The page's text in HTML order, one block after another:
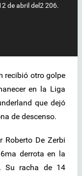
de abril del2 206.
recibió otro golpe
en la Liga
que dejó
de descenso.
Roberto De Zerbi
derrota en la
Su racha de 14